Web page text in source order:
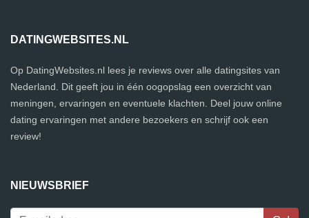
DATINGWEBSITES.NL
Op DatingWebsites.nl lees je reviews over alle datingsites van
Nederland. Dit geeft jou in één oogopslag een overzicht van
meningen, ervaringen en eventuele klachten. Deel jouw online
dating ervaringen met andere bezoekers en schrijf ook een
review!
NIEUWSBRIEF